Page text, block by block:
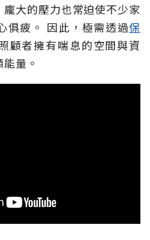
大的壓力也常迫使不少家
俱疲。 因此，極需透過保
顧者擁有喘息的空間與資
量。